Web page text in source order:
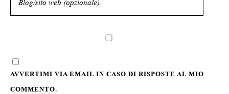
AVVERTIMI VIA EMAIL IN CASO DI RISPOSTE AL MIO
COMMENTO.